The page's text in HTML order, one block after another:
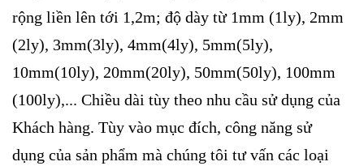
rộng liền lên tới 1,2m; độ dày từ 1mm (1ly), 2mm
(2ly), 3mm(3ly), 4mm(4ly), 5mm(5ly),
10mm(10ly), 20mm(20ly), 50mm(50ly), 100mm
(100ly),... Chiều dài tùy theo nhu cầu sử dụng của
Khách hàng. Tùy vào mục đích, công năng sử
dụng của sản phẩm mà chúng tôi tư vấn các loại